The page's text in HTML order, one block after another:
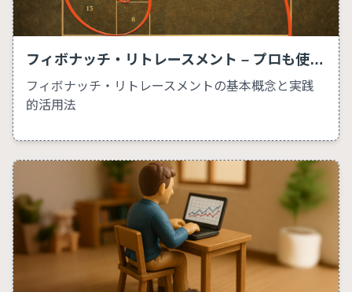
フィボナッチ・リトレースメント – プロも使う戻り幅予測
フィボナッチ・リトレースメントの基本概念と実践
的活用法